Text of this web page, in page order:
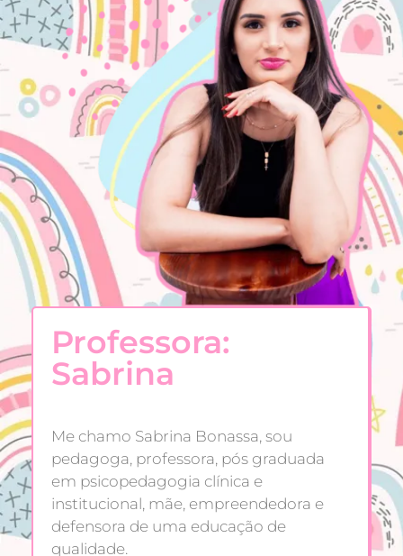
Professora:
Sabrina
Me chamo Sabrina Bonassa, sou
pedagoga, professora, pós graduada
em psicopedagogia clínica e
institucional, mãe, empreendedora e
defensora de uma educação de
qualidade.